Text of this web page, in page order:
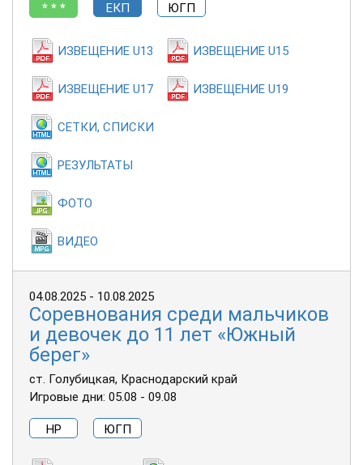
* * * ЕКП ЮГП
ИЗВЕЩЕНИЕ U13 ИЗВЕЩЕНИЕ U15
ИЗВЕЩЕНИЕ U17 ИЗВЕЩЕНИЕ U19
СЕТКИ, СПИСКИ
РЕЗУЛЬТАТЫ
ФОТО
ВИДЕО
04.08.2025 - 10.08.2025
Соревнования среди мальчиков
и девочек до 11 лет «Южный
берег»
ст. Голубицкая, Краснодарский край
Игровые дни: 05.08 - 09.08
НР ЮГП